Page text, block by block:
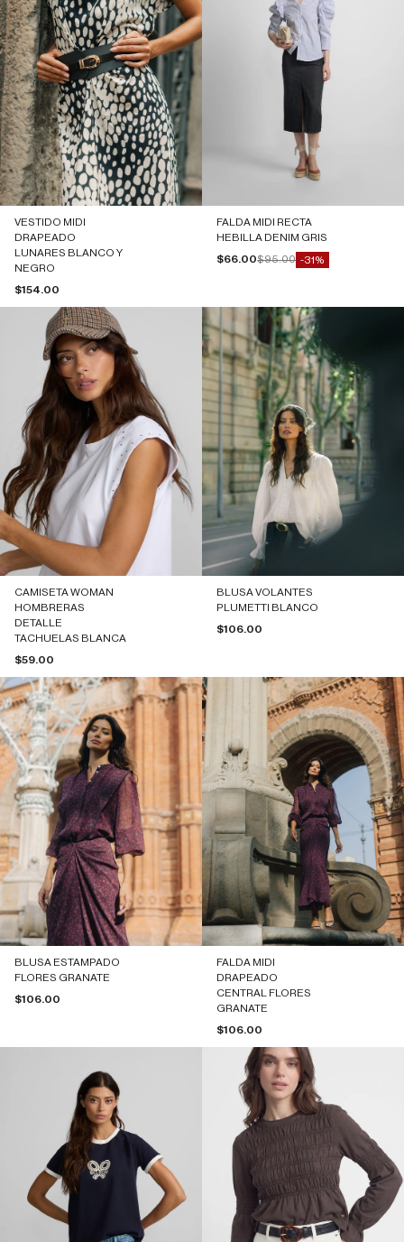
VESTIDO MIDI
DRAPEADO
LUNARES BLANCO Y
NEGRO
Precio de oferta
$154.00
FALDA MIDI RECTA
HEBILLA DENIM GRIS
Precio de oferta
$66.00Precio normal
$95.00 -31%
CAMISETA WOMAN
HOMBRERAS
DETALLE
TACHUELAS BLANCA
Precio de oferta
$59.00
BLUSA VOLANTES
PLUMETTI BLANCO
Precio de oferta
$106.00
BLUSA ESTAMPADO
FLORES GRANATE
Precio de oferta
$106.00
FALDA MIDI
DRAPEADO
CENTRAL FLORES
GRANATE
Precio de oferta
$106.00